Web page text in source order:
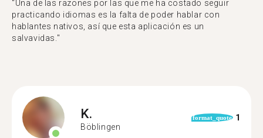
"Una de las razones por las que me ha costado seguir
practicando idiomas es la falta de poder hablar con
hablantes nativos, así que esta aplicación es un
salvavidas."
K.
Böblingen
format_quote 1